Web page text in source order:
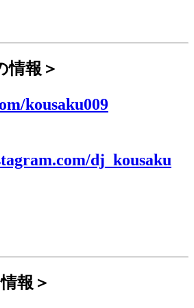
情報＞
kousaku009
dj_kousaku
報＞